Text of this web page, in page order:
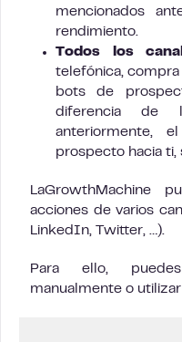
mencionados
rendimiento.
Todos los
telefónica,
bots de
diferencia de
anteriormente,
prospecto hacia ti,
LaGrowthMachine
acciones de varios
LinkedIn, Twitter, …).
Para ello,
manualmente o